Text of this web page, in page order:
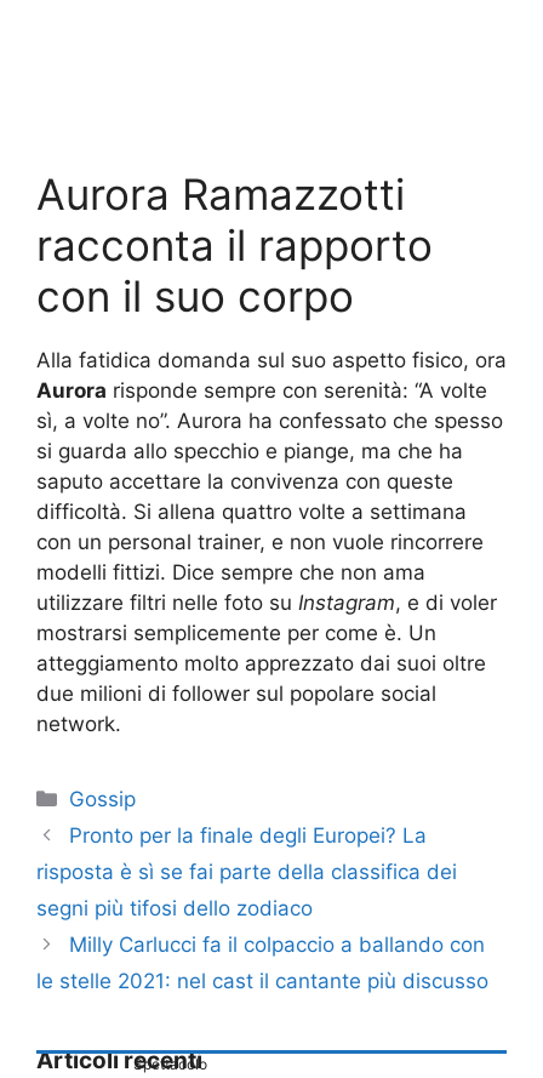
Aurora Ramazzotti
racconta il rapporto
con il suo corpo
Alla fatidica domanda sul suo aspetto fisico, ora
Aurora risponde sempre con serenità: “A volte
sì, a volte no”. Aurora ha confessato che spesso
si guarda allo specchio e piange, ma che ha
saputo accettare la convivenza con queste
difficoltà. Si allena quattro volte a settimana
con un personal trainer, e non vuole rincorrere
modelli fittizi. Dice sempre che non ama
utilizzare filtri nelle foto su Instagram, e di voler
mostrarsi semplicemente per come è. Un
atteggiamento molto apprezzato dai suoi oltre
due milioni di follower sul popolare social
network.
Categorie
Gossip
Pronto per la finale degli Europei? La
risposta è sì se fai parte della classifica dei
segni più tifosi dello zodiaco
Milly Carlucci fa il colpaccio a ballando con
le stelle 2021: nel cast il cantante più discusso
Articoli recenti
Spettacolo